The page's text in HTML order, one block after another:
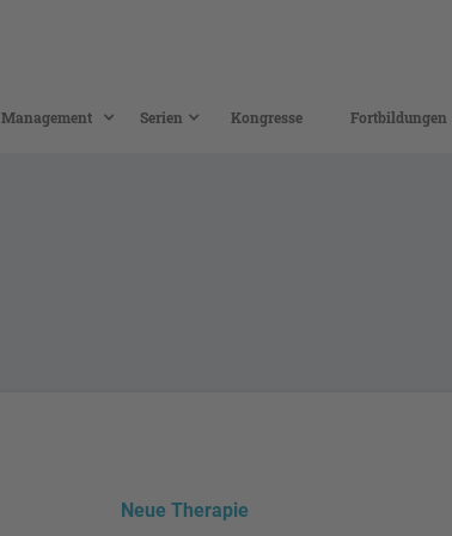
Management Serien Kongresse Fortbildungen
Neue Therapie